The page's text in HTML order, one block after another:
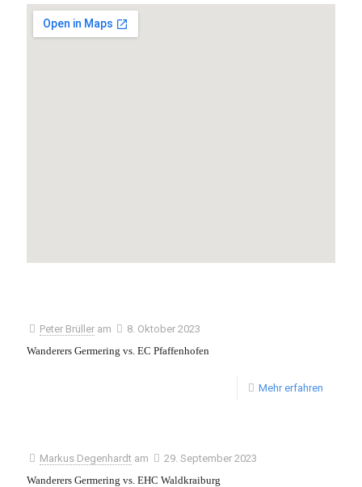
Peter Brüller am
8. Oktober 2023
Wanderers Germering vs. EC Pfaffenhofen
Mehr erfahren
Markus Degenhardt am
29. September 2023
Wanderers Germering vs. EHC Waldkraiburg